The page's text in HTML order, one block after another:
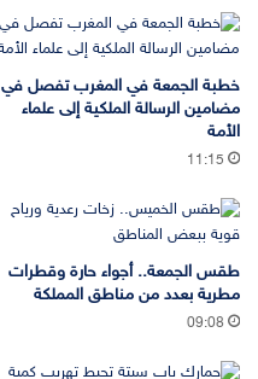
خطبة الجمعة في المغرب تفصل في
مضامين الرسالة الملكية إلى علماء
الأمة
11:15
طقس الجمعة.. أجواء حارة وقطرات
مطرية بعدد من مناطق المملكة
09:08